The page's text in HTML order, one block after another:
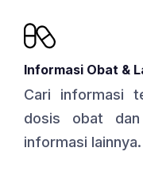
Informasi Obat &
Cari informasi
dosis obat
informasi lainnya.